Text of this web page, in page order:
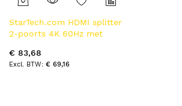
StarTech.com HDMI splitter
2-poorts 4K 60Hz met
€ 83,68
€ 69,16